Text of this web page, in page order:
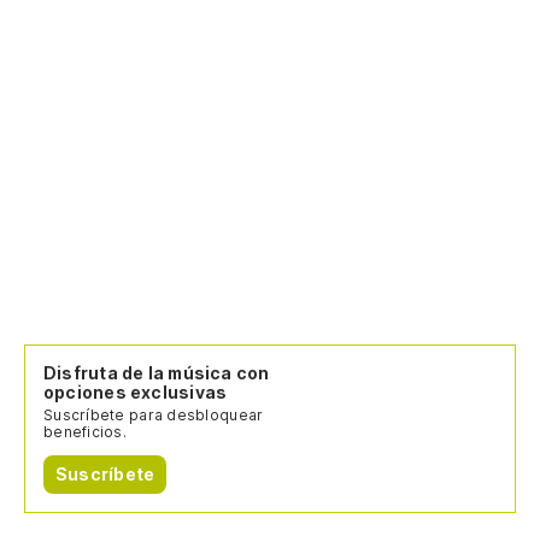
Disfruta de la música con
opciones exclusivas
Suscríbete para desbloquear
beneficios.
Suscríbete